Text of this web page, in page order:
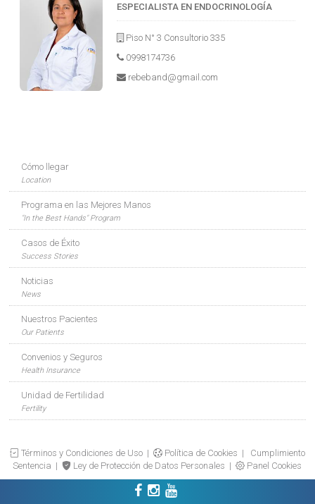
ESPECIALISTA EN ENDOCRINOLOGÍA
Piso N° 3 Consultorio 335
0998174736
rebeband@gmail.com
Cómo llegar
Location
Programa en las Mejores Manos
"In the Best Hands" Program
Casos de Éxito
Success Stories
Noticias
News
Nuestros Pacientes
Our Patients
Convenios y Seguros
Health Insurance
Unidad de Fertilidad
Fertility
Términos y Condiciones de Uso| Política de Cookies |
Cumplimiento
Sentencia | Ley de Protección de Datos Personales | Panel Cookies